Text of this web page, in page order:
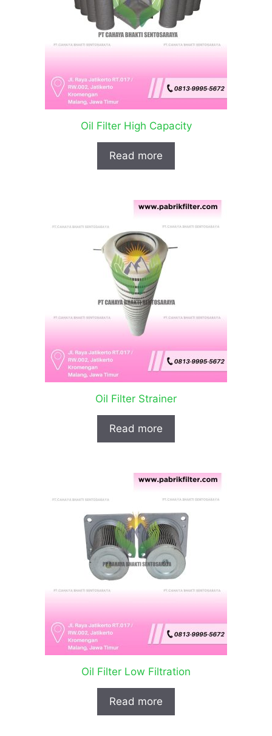
Oil Filter High Capacity
Read more
Oil Filter Strainer
Read more
Oil Filter Low Filtration
Read more